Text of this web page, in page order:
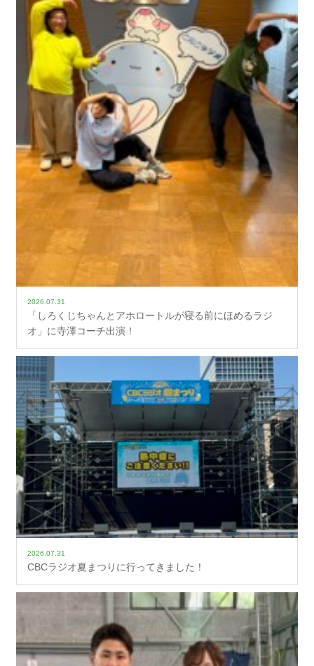
2026.07.31
「しろくじちゃんとアホロートルが寝る前にほめるラジ
オ」に寺澤コーチ出演！
2026.07.31
CBCラジオ夏まつりに行ってきました！